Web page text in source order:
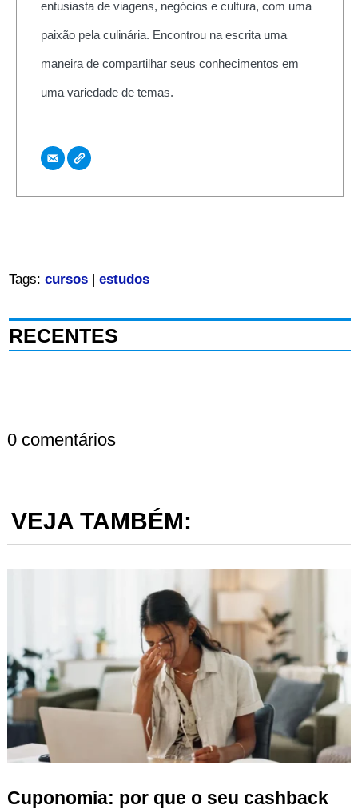
entusiasta de viagens, negócios e cultura, com uma
paixão pela culinária. Encontrou na escrita uma
maneira de compartilhar seus conhecimentos em
uma variedade de temas.
Tags: cursos| estudos
RECENTES
0 comentários
VEJA TAMBÉM:
Cuponomia: por que o seu cashback